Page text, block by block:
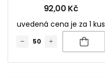
92,00 Kč
uvedená cena je za 1 kus